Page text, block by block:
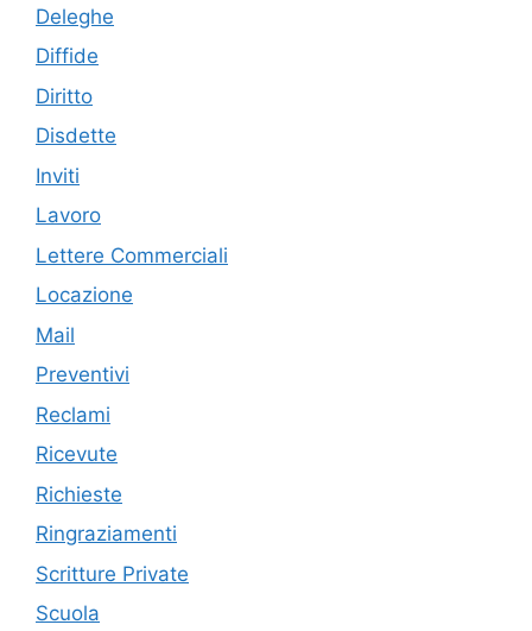
Deleghe
Diffide
Diritto
Disdette
Inviti
Lavoro
Lettere Commerciali
Locazione
Mail
Preventivi
Reclami
Ricevute
Richieste
Ringraziamenti
Scritture Private
Scuola